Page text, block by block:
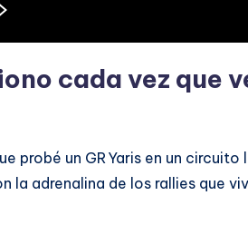
cada vez que
probé un GR Yaris en un
la adrenalina de los rallies que